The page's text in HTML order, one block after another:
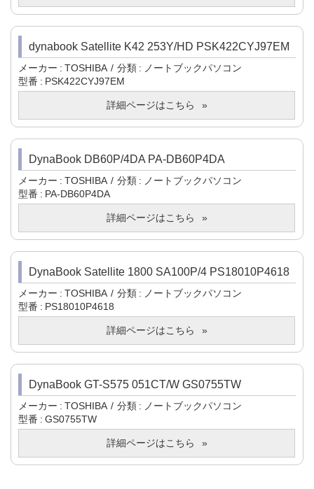
dynabook Satellite K42 253Y/HD PSK422CYJ97EM
メーカー TOSHIBA 分類
ノートブックパソコン
型番
PSK422CYJ97EM
詳細ページはこちら
DynaBook DB60P/4DA PA-DB60P4DA
メーカー TOSHIBA 分類
ノートブックパソコン
型番
PA-DB60P4DA
詳細ページはこちら
DynaBook Satellite 1800 SA100P/4 PS18010P4618
メーカー TOSHIBA 分類
ノートブックパソコン
型番
PS18010P4618
詳細ページはこちら
DynaBook GT-S575 051CT/W GS0755TW
メーカー TOSHIBA 分類
ノートブックパソコン
型番
GS0755TW
詳細ページはこちら